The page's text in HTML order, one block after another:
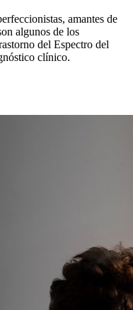
amantes de
algunos de los
del Espectro del
clínico.